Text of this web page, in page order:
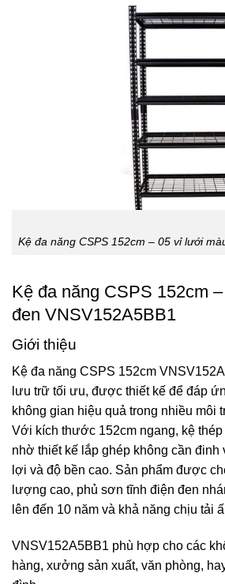
Kệ đa năng CSPS 152cm – 05 vỉ lưới
Kệ đa năng CSPS 152cm
đen VNSV152A5BB1
Giới thiệu
Kệ đa năng CSPS 152cm
lưu trữ tối ưu, được thiết kế để đáp
không gian hiệu quả trong nhiều môi
Với kích thước 152cm ngang, kệ
nhờ thiết kế lắp ghép không cần đinh
lợi và độ bền cao. Sản phẩm được
lượng cao, phủ sơn tĩnh điện đen
lên đến 10 năm và khả năng chịu tải
VNSV152A5BB1 phù hợp cho các
hàng, xưởng sản xuất, văn phòng,